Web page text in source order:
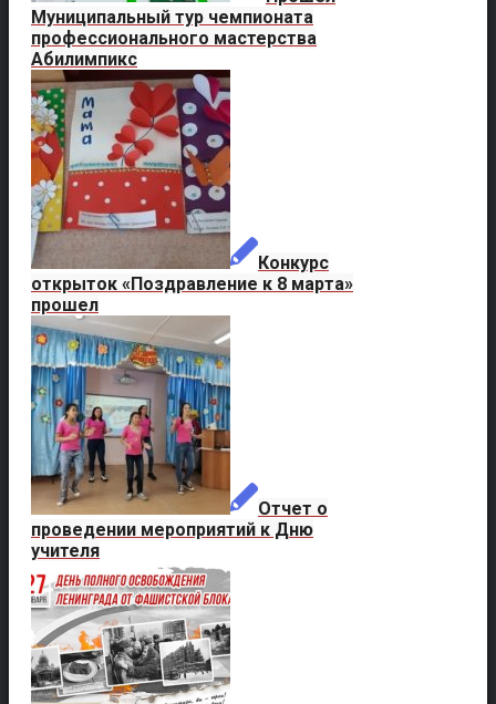
Муниципальный тур чемпионата
профессионального мастерства
Абилимпикс
Конкурс
открыток «Поздравление к 8 марта»
прошел
Отчет о
проведении мероприятий к Дню
учителя